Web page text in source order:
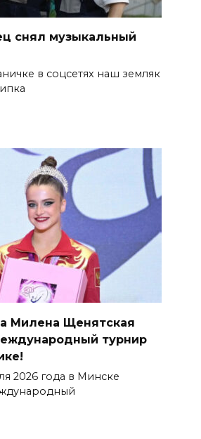
снял музыкальный
в соцсетях наш земляк
Милена Щенятская
турнир
2026 года в Минске